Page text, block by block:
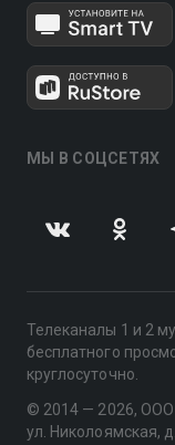
МЫ В СОЦСЕТЯХ
Телеканалы 1 и 2
бесплатного
круглосуточно.
© 2014 — 2026, ООО
ул. Николоямская,